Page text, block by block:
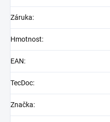
Záruka:
Hmotnost:
EAN:
TecDoc:
Značka: